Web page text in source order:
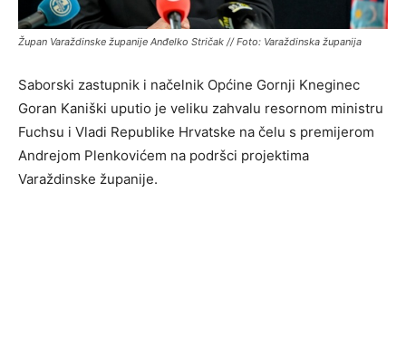
Župan Varaždinske županije Anđelko Stričak // Foto: Varaždinska županija
Saborski zastupnik i načelnik Općine Gornji Kneginec
Goran Kaniški uputio je veliku zahvalu resornom ministru
Fuchsu i Vladi Republike Hrvatske na čelu s premijerom
Andrejom Plenkovićem na podršci projektima
Varaždinske županije.